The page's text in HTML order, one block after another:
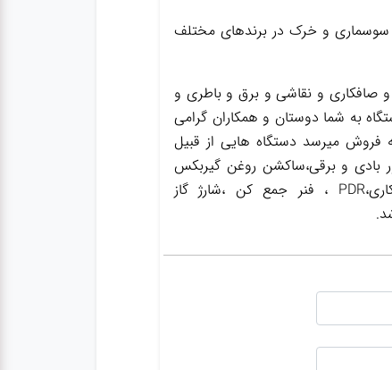
و سوسماری و خرک در برندهای مختلف
صافکاری و نقاشی و برق و باطری و
به شما دوستان و همکاران گرامی
فروش میرسد دستگاه هایی از قبیل
بادی و برقی،ساکشن روغن گیربکس
،ساکشن روغن ترمز،گریس پمپ ،واسکازین پمپ ،بکس بادی،جک سوسماری،جک شاسی کن،جک صافکاری،PDR ، فنر جمع کن ،شارژ گاز